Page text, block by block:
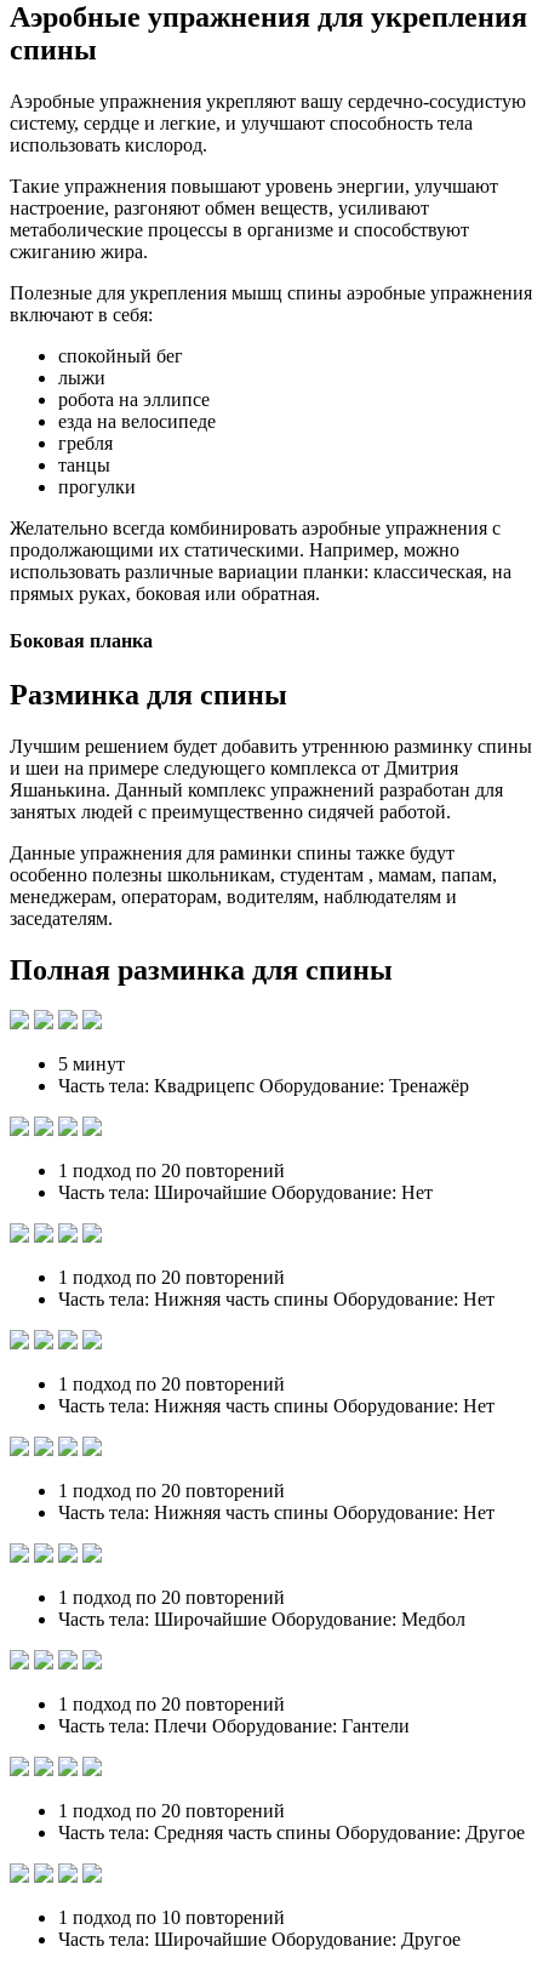
Аэробные упражнения для укрепления
спины
Аэробные упражнения укрепляют вашу сердечно-сосудистую
систему, сердце и легкие, и улучшают способность тела
использовать кислород.
Такие упражнения повышают уровень энергии, улучшают
настроение, разгоняют обмен веществ, усиливают
метаболические процессы в организме и способствуют
сжиганию жира.
Полезные для укрепления мышц спины аэробные упражнения
включают в себя:
спокойный бег
лыжи
робота на эллипсе
езда на велосипеде
гребля
танцы
прогулки
Желательно всегда комбинировать аэробные упражнения с
продолжающими их статическими. Например, можно
использовать различные вариации планки: классическая, на
прямых руках, боковая или обратная.
Боковая планка
Разминка для спины
Лучшим решением будет добавить утреннюю разминку спины
и шеи на примере следующего комплекса от Дмитрия
Яшанькина. Данный комплекс упражнений разработан для
занятых людей с преимущественно сидячей работой.
Данные упражнения для раминки спины тажке будут
особенно полезны школьникам, студентам , мамам, папам,
менеджерам, операторам, водителям, наблюдателям и
заседателям.
Полная разминка для спины
5 минут
Часть тела: Квадрицепс Оборудование: Тренажёр
1 подход по 20 повторений
Часть тела: Широчайшие Оборудование: Нет
1 подход по 20 повторений
Часть тела: Нижняя часть спины Оборудование: Нет
1 подход по 20 повторений
Часть тела: Нижняя часть спины Оборудование: Нет
1 подход по 20 повторений
Часть тела: Нижняя часть спины Оборудование: Нет
1 подход по 20 повторений
Часть тела: Широчайшие Оборудование: Медбол
1 подход по 20 повторений
Часть тела: Плечи Оборудование: Гантели
1 подход по 20 повторений
Часть тела: Средняя часть спины Оборудование: Другое
1 подход по 10 повторений
Часть тела: Широчайшие Оборудование: Другое